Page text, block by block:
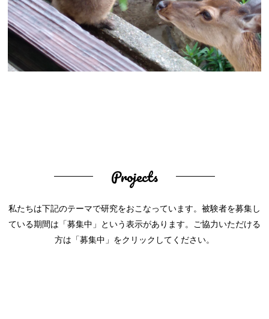
Projects
私たちは下記のテーマで研究をおこなっています。被験者を募集し
ている期間は「募集中」という表示があります。ご協力いただける
方は「募集中」をクリックしてください。